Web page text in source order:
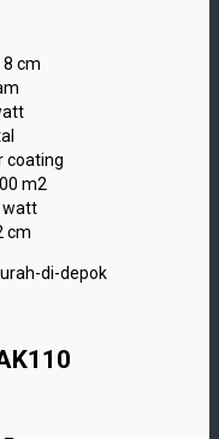
8 cm
coating
m2
watt
cm